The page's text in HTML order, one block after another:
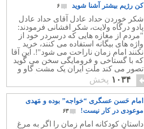
کن رژیم بیشتر آشنا شوید
۶
شکر خوردن حداد عادل آقای حداد عادل
پادو درگاه ولایت، شکر افشانی فرمودند:
"مردم از مغازه هایی که درسردر خود از
واژه های بیگانه استفاده می کنند، خرید
نکنند امام زمان ناراحت می شود"!. این آقا
که با گستاخی و فرومایگی سخن می گوید
تصور می کند ملت ایران یک مشت گاو و
خرند وبه این یاوه گویی ها توجهی دارند
۱۰۳۴ پخش
امام حَسن عسگری “خواجه” بوده و مَهدی
موعودی در کار نیست!
۶۳
داستان کودکانه امام زمان را اگر به مرغ